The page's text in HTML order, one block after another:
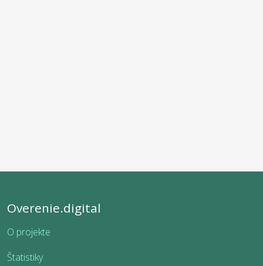
Overenie.digital
O projekte
Štatistiky